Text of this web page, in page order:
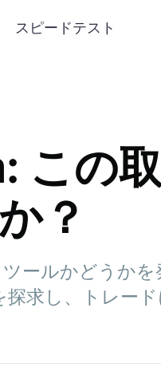
スピードテスト
この
？
ールかどうか
求し、トレー